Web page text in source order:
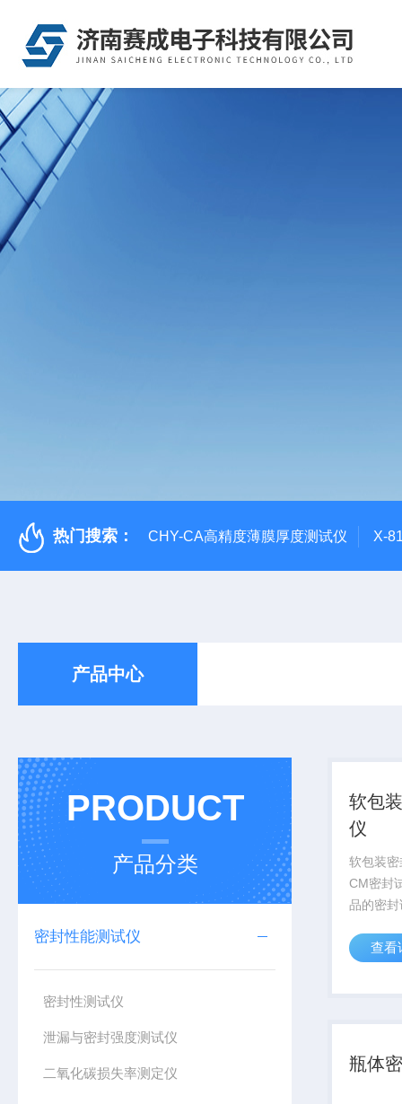
热门搜索： CHY-CA高精度薄膜厚度测试仪 X-
产品中心
PRODUCT
产品分类
密封性能测试仪
密封性测试仪
泄漏与密封强度测试仪
二氧化碳损失率测定仪
软包
仪
软包装
CM密封
品的密
密封工
药、日
查看
瓶体